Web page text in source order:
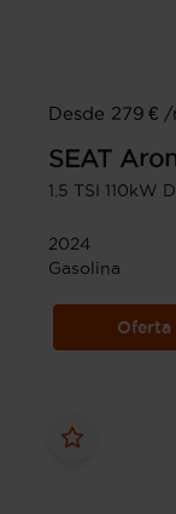
Desde 279 € /
SEAT
1.5 TSI 110kW
2024
Gasolina
Oferta